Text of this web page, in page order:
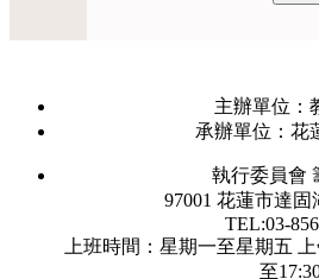
主辦單位：
承辦單位：花
執行委員會
97001 花蓮市達固
TEL:03-
上班時間：星期一至星期五
至